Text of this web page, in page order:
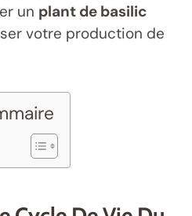
un plant de basilic
votre production de